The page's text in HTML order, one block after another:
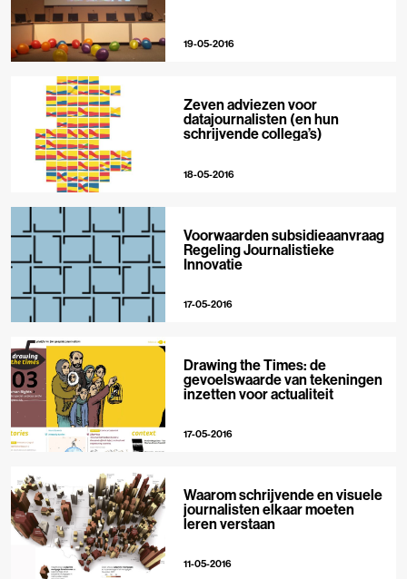
19-05-2016
Zeven adviezen voor
datajournalisten (en hun
schrijvende collega’s)
18-05-2016
Voorwaarden subsidieaanvraag
Regeling Journalistieke
Innovatie
17-05-2016
Drawing the Times: de
gevoelswaarde van tekeningen
inzetten voor actualiteit
17-05-2016
Waarom schrijvende en visuele
journalisten elkaar moeten
leren verstaan
11-05-2016